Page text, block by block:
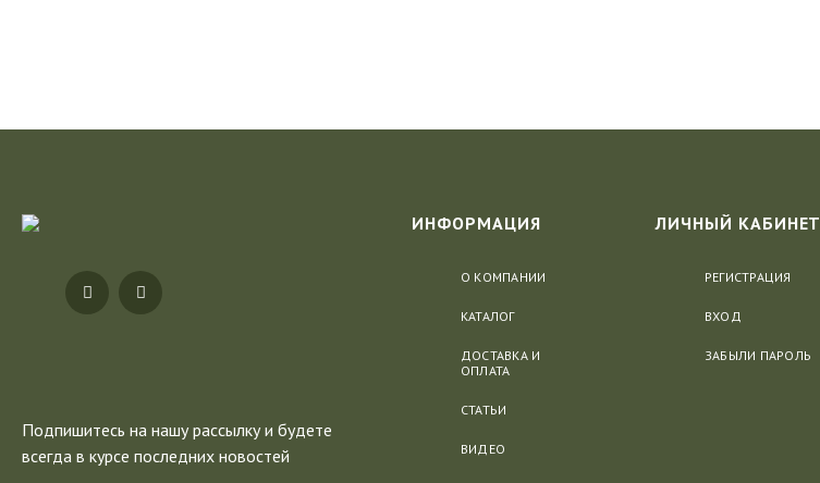
Подпишитесь на нашу рассылкуи будете
всегда в курсе последних новостей
ИНФОРМАЦИЯ
О КОМПАНИИ
КАТАЛОГ
ДОСТАВКА И
ОПЛАТА
СТАТЬИ
ВИДЕО
ЛИЧНЫЙ КАБИНЕТ
РЕГИСТРАЦИЯ
ВХОД
ЗАБЫЛИ ПАРОЛЬ